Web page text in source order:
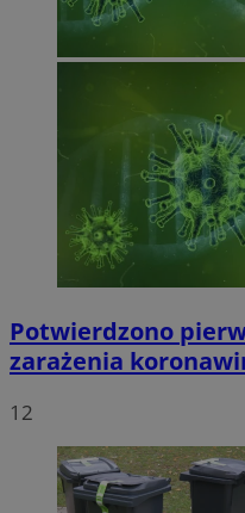
Potwierdzono
zarażenia
12